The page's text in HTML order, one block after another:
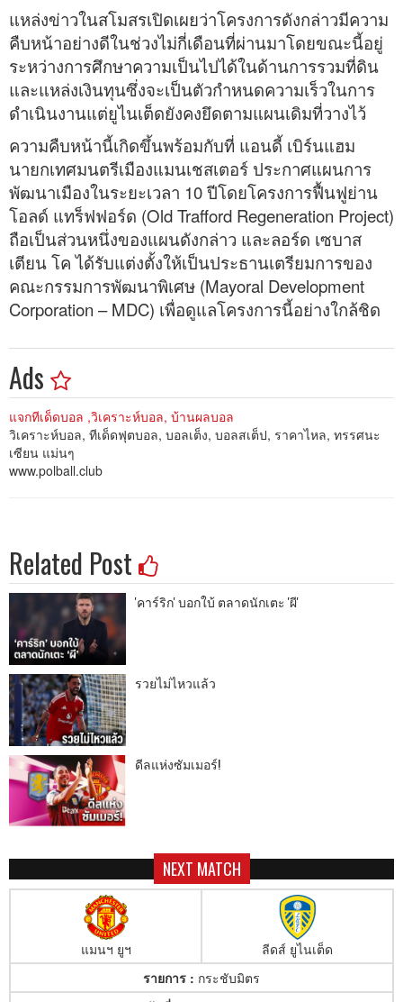
แหล่งข่าวในสโมสรเปิดเผยว่าโครงการดังกล่าวมีความ
คืบหน้าอย่างดีในช่วงไม่กี่เดือนที่ผ่านมาโดยขณะนี้อยู่
ระหว่างการศึกษาความเป็นไปได้ในด้านการรวมที่ดิน
และแหล่งเงินทุนซึ่งจะเป็นตัวกำหนดความเร็วในการ
ดำเนินงานแต่ยูไนเต็ดยังคงยึดตามแผนเดิมที่วางไว้
ความคืบหน้านี้เกิดขึ้นพร้อมกับที่ แอนดี้ เบิร์นแฮม
นายกเทศมนตรีเมืองแมนเชสเตอร์ ประกาศแผนการ
พัฒนาเมืองในระยะเวลา 10 ปีโดยโครงการฟื้นฟูย่าน
โอลด์ แทร็ฟฟอร์ด (Old Trafford Regeneration Project)
ถือเป็นส่วนหนึ่งของแผนดังกล่าว และลอร์ด เซบาส
เตียน โค ได้รับแต่งตั้งให้เป็นประธานเตรียมการของ
คณะกรรมการพัฒนาพิเศษ (Mayoral Development
Corporation – MDC) เพื่อดูแลโครงการนี้อย่างใกล้ชิด
Ads
แจกทีเด็ดบอล ,วิเคราะห์บอล, บ้านผลบอล
วิเคราะห์บอล, ทีเด็ดฟุตบอล, บอลเต็ง, บอลสเต็ป, ราคาไหล, ทรรศนะ
เซียน แม่นๆ
www.polball.club
Related Post
'คาร์ริก' บอกใบ้ ตลาดนักเตะ 'ผี'
รวยไม่ไหวแล้ว
ดีลแห่งซัมเมอร์!
NEXT MATCH
แมนฯ ยูฯ
ลีดส์ ยูไนเต็ด
รายการ : กระชับมิตร